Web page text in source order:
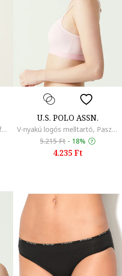
V-nyakú logómintás pizsamafelső, Fekete
U.S. POLO ASSN.
V-nyakú logós melltartó, Pasztellrózsaszín
5.215 Ft - 18%
4.235 Ft